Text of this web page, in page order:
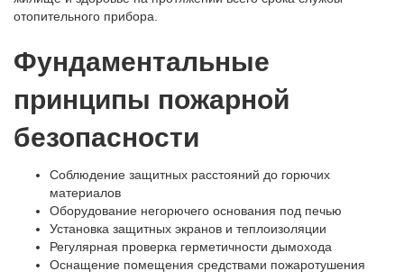
отопительного прибора.
Фундаментальные
принципы пожарной
безопасности
Соблюдение защитных расстояний до горючих
материалов
Оборудование негорючего основания под печью
Установка защитных экранов и теплоизоляции
Регулярная проверка герметичности дымохода
Оснащение помещения средствами пожаротушения